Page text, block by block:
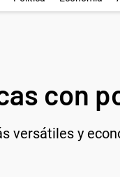
con
versátiles y